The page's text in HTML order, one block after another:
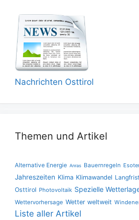
Nachrichten Osttirol
Themen und Artikel
Alternative Energie Anras Bauernregeln
Jahreszeiten Klima Klimawandel
Osttirol Photovoltaik Spezielle
Wettervorhersage Wetter weltweit
Liste aller Artikel